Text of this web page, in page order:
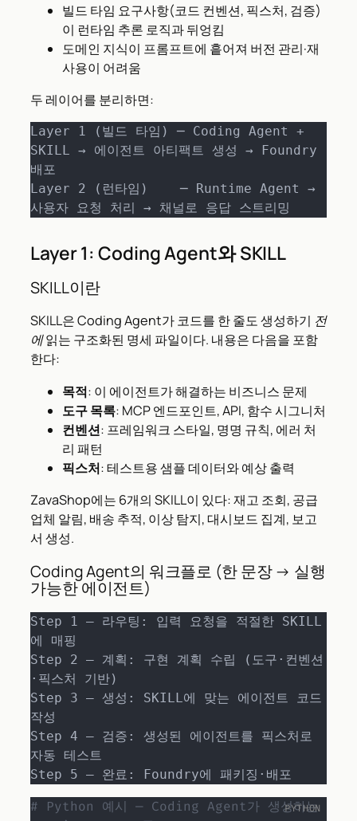
빌드 타임 요구사항(코드 컨벤션, 픽스처, 검증)
이 런타임 추론 로직과 뒤엉킴
도메인 지식이 프롬프트에 흩어져 버전 관리·재
사용이 어려움
두 레이어를 분리하면:
Layer 1 (빌드 타임) ─ Coding Agent +
SKILL → 에이전트 아티팩트 생성 → Foundry
배포
Layer 2 (런타임)    ─ Runtime Agent →
사용자 요청 처리 → 채널로 응답 스트리밍
Layer 1: Coding Agent와 SKILL
SKILL이란
SKILL은 Coding Agent가 코드를 한 줄도 생성하기 전
에읽는 구조화된 명세 파일이다. 내용은 다음을 포함
한다:
목적: 이 에이전트가 해결하는 비즈니스 문제
도구 목록: MCP 엔드포인트, API, 함수 시그니처
컨벤션: 프레임워크 스타일, 명명 규칙, 에러 처
리 패턴
픽스처: 테스트용 샘플 데이터와 예상 출력
ZavaShop에는 6개의 SKILL이 있다: 재고 조회, 공급
업체 알림, 배송 추적, 이상 탐지, 대시보드 집계, 보고
서 생성.
Coding Agent의 워크플로 (한 문장 → 실행
가능한 에이전트)
Step 1 — 라우팅: 입력 요청을 적절한 SKILL
에 매핑
Step 2 — 계획: 구현 계획 수립 (도구·컨벤션
·픽스처 기반)
Step 3 — 생성: SKILL에 맞는 에이전트 코드
작성
Step 4 — 검증: 생성된 에이전트를 픽스처로
자동 테스트
Step 5 — 완료: Foundry에 패키징·배포
# Python 예시 — Coding Agent가 생성하는